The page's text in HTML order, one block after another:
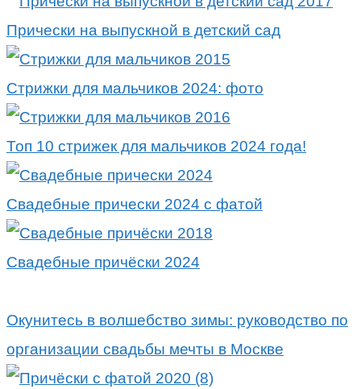
Прически на выпускной в детский сад
Стрижки для мальчиков 2024: фото
Топ 10 стрижек для мальчиков 2024 года!
Свадебные прически 2024 с фатой
Свадебные причёски 2024
Окунитесь в волшебство зимы: руководство по
организации свадьбы мечты в Москве